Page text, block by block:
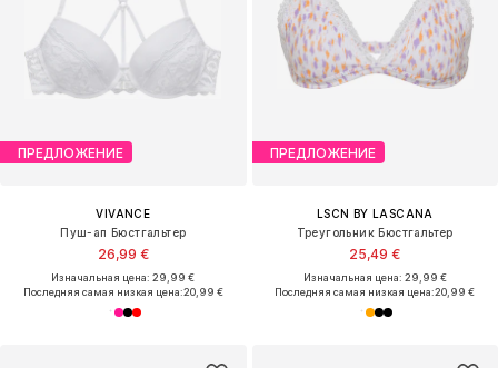
ПРЕДЛОЖЕНИЕ
VIVANCE
Пуш-ап Бюстгальтер
26,99 €
Изначальная цена: 29,99 €
Последняя самая низкая цена:20,99 €
ПРЕДЛОЖЕНИЕ
LSCN BY LASCANA
Треугольник Бюстгальтер
25,49 €
Изначальная цена: 29,99 €
Последняя самая низкая цена:20,99 €